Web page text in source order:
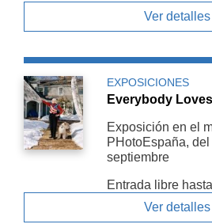
Ver detalles
EXPOSICIONES
Everybody
Exposición en el
PHotoEspaña,
septiembre
Entrada libre
Ver detalles